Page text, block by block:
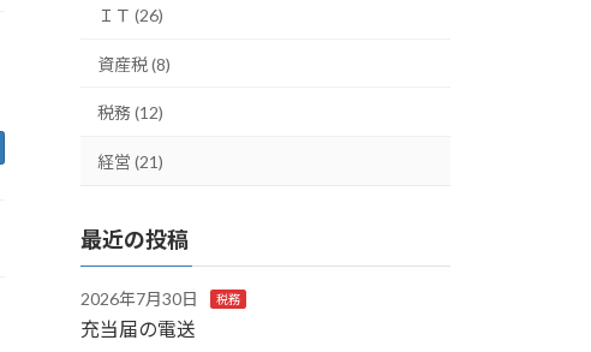
ＩＴ (26)
資産税 (8)
税務 (12)
経営 (21)
最近の投稿
2026年7月30日 税務
充当届の電送